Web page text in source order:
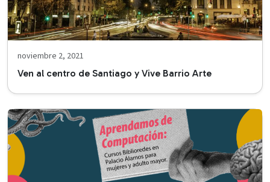
noviembre 2, 2021
Ven al centro de Santiago y Vive Barrio Arte